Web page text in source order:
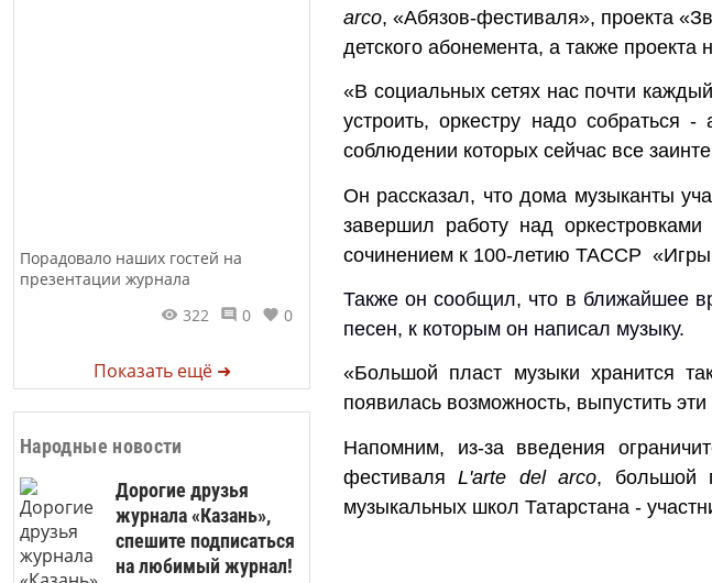
Порадовало наших гостей на
презентации журнала
322
0 0
Показать ещё ➜
Народные новости
Дорогие друзья
журнала «Казань»,
спешите подписаться
на любимый журнал!
arco, «Абязов-фестиваля», проекта «
детского абонемента, а также проекта
«В социальных сетях нас почти
устроить, оркестру надо
соблюдении которых сейчас все
Он рассказал, что дома музыканты
завершил работу над
сочинением к 100-летию ТАССР «Игры
Также он сообщил, что в ближайшее
песен, к которым он написал музыку.
«Большой пласт музыки хранится
появилась возможность, выпустить
Напомним, из-за введения
фестиваляL'arte del arco, большой
музыкальных школ Татарстана -